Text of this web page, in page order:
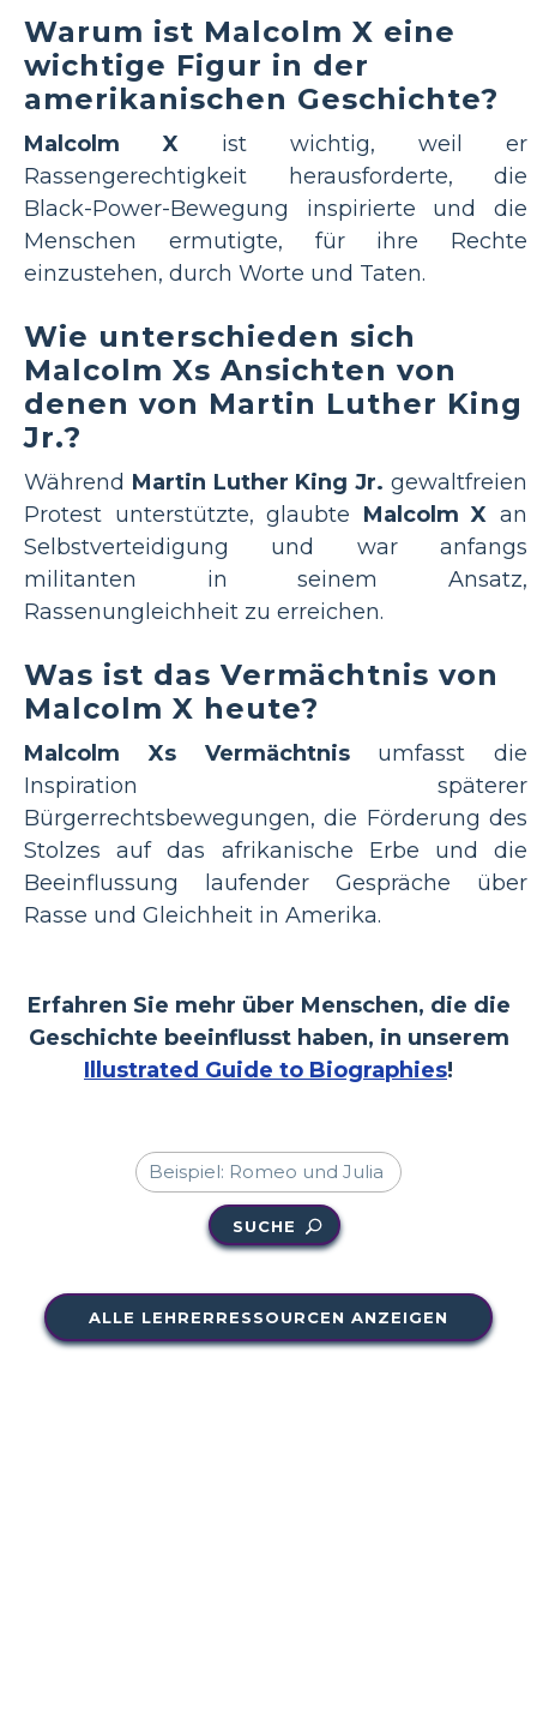
Warum ist Malcolm X eine
wichtige Figur in der
amerikanischen Geschichte?
Malcolm X ist wichtig, weil er
Rassengerechtigkeit herausforderte, die
Black-Power-Bewegung inspirierte und die
Menschen ermutigte, für ihre Rechte
einzustehen, durch Worte und Taten.
Wie unterschieden sich
Malcolm Xs Ansichten von
denen von Martin Luther King
Jr.?
Während Martin Luther King Jr. gewaltfreien
Protest unterstützte, glaubte Malcolm X an
Selbstverteidigung und war anfangs
militanten in seinem Ansatz,
Rassenungleichheit zu erreichen.
Was ist das Vermächtnis von
Malcolm X heute?
Malcolm Xs Vermächtnisumfasst die
Inspiration späterer
Bürgerrechtsbewegungen, die Förderung des
Stolzes auf das afrikanische Erbe und die
Beeinflussung laufender Gespräche über
Rasse und Gleichheit in Amerika.
Erfahren Sie mehr über Menschen, die die
Geschichte beeinflusst haben, in unserem
Illustrated Guide to Biographies!
SUCHE
ALLE LEHRERRESSOURCEN ANZEIGEN